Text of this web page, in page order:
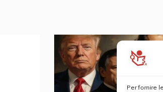
Per fornire